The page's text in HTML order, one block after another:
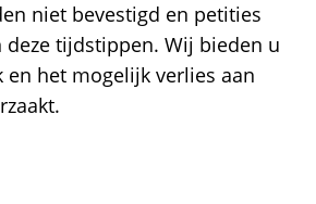
niet bevestigd en petities
tijdstippen. Wij bieden u
en het mogelijk verlies aan